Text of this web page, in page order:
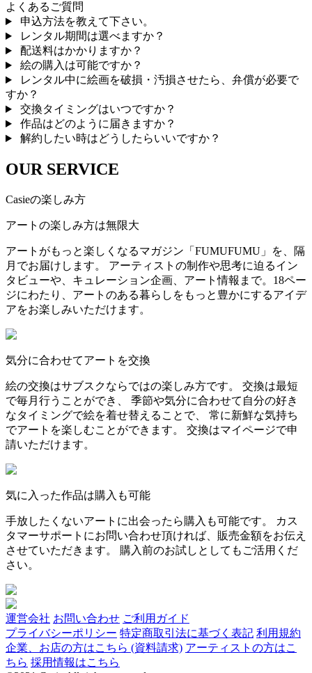
よくあるご質問
申込方法を教えて下さい。
レンタル期間は選べますか？
配送料はかかりますか？
絵の購入は可能ですか？
レンタル中に絵画を破損・汚損させたら、弁償が必要で
すか？
交換タイミングはいつですか？
作品はどのように届きますか？
解約したい時はどうしたらいいですか？
OUR SERVICE
Casieの楽しみ方
アートの楽しみ方は無限大
アートがもっと楽しくなるマガジン「FUMUFUMU」を、隔
月でお届けします。 アーティストの制作や思考に迫るイン
タビューや、キュレーション企画、アート情報まで。18ペー
ジにわたり、アートのある暮らしをもっと豊かにするアイデ
アをお楽しみいただけます。
気分に合わせてアートを交換
絵の交換はサブスクならではの楽しみ方です。 交換は最短
で毎月行うことができ、 季節や気分に合わせて自分の好き
なタイミングで絵を着せ替えることで、 常に新鮮な気持ち
でアートを楽しむことができます。 交換はマイページで申
請いただけます。
気に入った作品は購入も可能
手放したくないアートに出会ったら購入も可能です。 カス
タマーサポートにお問い合わせ頂ければ、販売金額をお伝え
させていただきます。 購入前のお試しとしてもご活用くだ
さい。
運営会社 お問い合わせ ご利用ガイド
プライバシーポリシー 特定商取引法に基づく表記 利用規約
企業、お店の方はこちら (資料請求) アーティストの方はこ
ちら 採用情報はこちら